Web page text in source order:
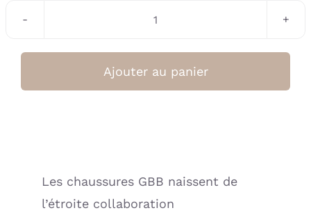
quantité
Bottine
Ajouter au panier
Les chaussures GBB naissent de
l’étroite collaboration